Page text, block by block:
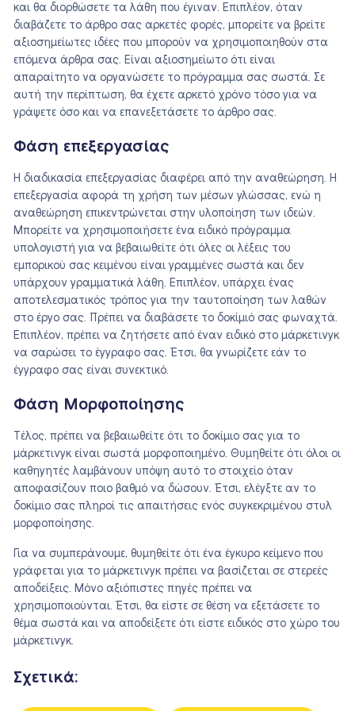
και θα διορθώσετε τα λάθη που έγιναν. Επιπλέον, όταν
διαβάζετε το άρθρο σας αρκετές φορές, μπορείτε να βρείτε
αξιοσημείωτες ιδέες που μπορούν να χρησιμοποιηθούν στα
επόμενα άρθρα σας. Είναι αξιοσημείωτο ότι είναι
απαραίτητο να οργανώσετε το πρόγραμμα σας σωστά. Σε
αυτή την περίπτωση, θα έχετε αρκετό χρόνο τόσο για να
γράψετε όσο και να επανεξετάσετε το άρθρο σας.
Φάση επεξεργασίας
Η διαδικασία επεξεργασίας διαφέρει από την αναθεώρηση. Η
επεξεργασία αφορά τη χρήση των μέσων γλώσσας, ενώ η
αναθεώρηση επικεντρώνεται στην υλοποίηση των ιδεών.
Μπορείτε να χρησιμοποιήσετε ένα ειδικό πρόγραμμα
υπολογιστή για να βεβαιωθείτε ότι όλες οι λέξεις του
εμπορικού σας κειμένου είναι γραμμένες σωστά και δεν
υπάρχουν γραμματικά λάθη. Επιπλέον, υπάρχει ένας
αποτελεσματικός τρόπος για την ταυτοποίηση των λαθών
στο έργο σας. Πρέπει να διαβάσετε το δοκίμιό σας φωναχτά.
Επιπλέον, πρέπει να ζητήσετε από έναν ειδικό στο μάρκετινγκ
να σαρώσει το έγγραφο σας. Έτσι, θα γνωρίζετε εάν το
έγγραφο σας είναι συνεκτικό.
Φάση Μορφοποίησης
Τέλος, πρέπει να βεβαιωθείτε ότι το δοκίμιο σας για το
μάρκετινγκ είναι σωστά μορφοποιημένο. Θυμηθείτε ότι όλοι οι
καθηγητές λαμβάνουν υπόψη αυτό το στοιχείο όταν
αποφασίζουν ποιο βαθμό να δώσουν. Έτσι, ελέγξτε αν το
δοκίμιο σας πληροί τις απαιτήσεις ενός συγκεκριμένου στυλ
μορφοποίησης.
Για να συμπεράνουμε, θυμηθείτε ότι ένα έγκυρο κείμενο που
γράφεται για το μάρκετινγκ πρέπει να βασίζεται σε στερεές
αποδείξεις. Μόνο αξιόπιστες πηγές πρέπει να
χρησιμοποιούνται. Έτσι, θα είστε σε θέση να εξετάσετε το
θέμα σωστά και να αποδείξετε ότι είστε ειδικός στο χώρο του
μάρκετινγκ.
Σχετικά: